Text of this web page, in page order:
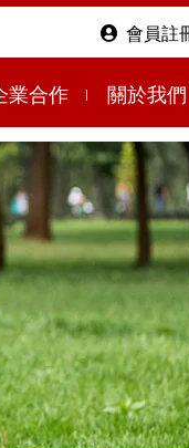
會員註
業合作 關於我們